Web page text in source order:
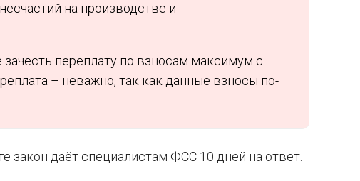
на производстве и
переплату по взносам максимум с
– неважно, так как данные взносы по-
закон даёт специалистам ФСС 10 дней на ответ.